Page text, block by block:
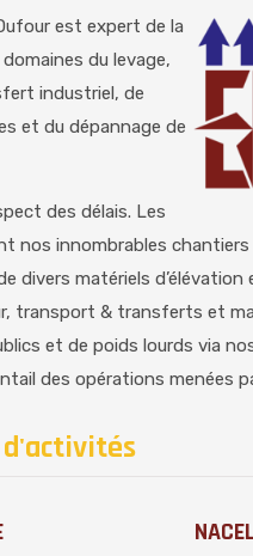
est expert de la
du levage,
industriel, de
et du dépannage de
des délais. Les
nos innombrables
divers matériels
transport & transferts et
et de poids lourds via
des opérations menées
d'activités